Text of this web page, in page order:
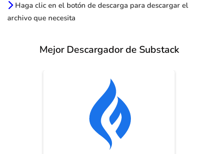
Haga clic en el botón de descarga para descargar el
archivo que necesita
Mejor Descargador de Substack